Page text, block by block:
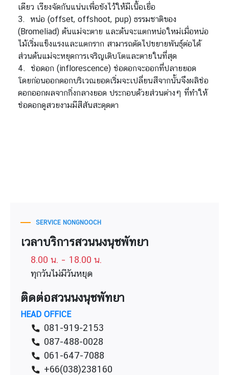
เดียว เรียงจัดกันแน่นเพื่อขังไว้ให้มีเนื้อเยื่อ
3. หน่อ (offset, offshoot, pup) ธรรมชาติของ
(Bromeliad) ต้นแม่จะตาย และต้นจะแตกหน่อใหม่เมื่อหน่อ
ไม้เริ่มแข็งแรงและแตกราก สามารถตัดไปขยายพันธุ์ต่อได้
ส่วนต้นแม่จะหยุดการเจริญเติบโตและตายในที่สุด
4. ช่อดอก (inflorescence) ช่อดอกจะออกที่ปลายยอด
โดยก่อนออกดอกบริเวณยอดเริ่มจะเปลี่ยนสีจากนั้นจึงผลิช่อ
ดอกออกผลจากกิ่งกลางยอด ประกอบด้วยส่วนต่างๆ ที่ทำให้
ช่อดอกดูสวยงามมีสีสันสะดุดตา
SERVICE NONGNOOCH
เวลาบริการสวนนงนุชพัทยา
8.00 น. – 18.00 น.
ทุกวันไม่มีวันหยุด
ติดต่อสวนนงนุชพัทยา
HEAD OFFICE
081-919-2153
087-488-0028
061-647-7088
+66(038)238160